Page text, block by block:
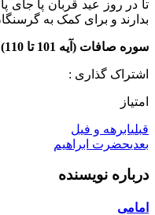
تا در روز عید قربان پا جای
بدارند و برای کمک به
سوره صافات (آیه 101 تا 110)
اشتراک گذاری :
امتیاز
قبلیابرهه و فیل
بعدیحضرت ابراهیم
درباره نویسنده
امامی